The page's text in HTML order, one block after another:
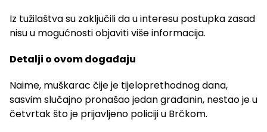
Iz tužilaštva su zaključili da u interesu postupka zasad
nisu u mogućnosti objaviti više informacija.
Detalji o ovom događaju
Naime, muškarac čije je tijeloprethodnog dana,
sasvim slučajno pronašao jedan građanin, nestao je u
četvrtak što je prijavljeno policiji u Brčkom.